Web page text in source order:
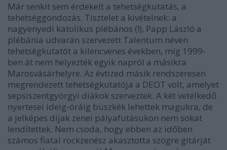
Már senkit sem érdekelt a tehetségkutatás, a
tehetséggondozás. Tisztelet a kivételnek: a
nagyenyedi katolikus plébános (!), Papp László a
plébánia udvarán szervezett Talentum néven
tehetségkutatót a kilencvenes években, míg 1999-
ben át nem helyezték egyik napról a másikra
Marosvásárhelyre. Az évtized másik rendszeresen
megrendezett tehetségkutatója a DEOT volt, amelyet
sepsiszentgyörgyi diákok szerveztek. A két vetélkedő
nyertesei ideig-óráig büszkék lehettek magukra, de
a jelképes díjak zenei pályafutásukon nem sokat
lendítettek. Nem csoda, hogy ebben az időben
számos fiatal rockzenész akasztotta szögre gitárját